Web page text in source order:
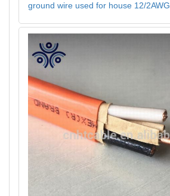
ground wire used for house 12/2AWG